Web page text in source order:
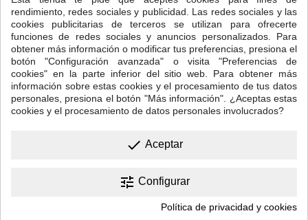
16 OTROS PRODUCTOS EN LA MISMA CATEGORÍA:
>
<
rendimiento, redes sociales y publicidad. Las redes sociales y las
cookies publicitarias de terceros se utilizan para ofrecerte
funciones de redes sociales y anuncios personalizados. Para
obtener más información o modificar tus preferencias, presiona el
botón "Configuración avanzada" o visita "Preferencias de
cookies" en la parte inferior del sitio web. Para obtener más
información sobre estas cookies y el procesamiento de tus datos
personales, presiona el botón "Más información". ¿Aceptas estas
cookies y el procesamiento de datos personales involucrados?
done Aceptar
tune Configurar
Política de privacidad y cookies